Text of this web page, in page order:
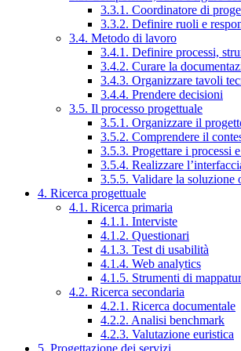
3.3.1. Coordinatore di
3.3.2. Definire ruoli e
3.4. Metodo di lavoro
3.4.1. Definire processi,
3.4.2. Curare la
3.4.3. Organizzare tavoli
3.4.4. Prendere decisioni
3.5. Il processo progettuale
3.5.1. Organizzare il
3.5.2. Comprendere il
3.5.3. Progettare i processi
3.5.4. Realizzare
3.5.5. Validare la soluzione
4. Ricerca progettuale
4.1. Ricerca primaria
4.1.1. Interviste
4.1.2. Questionari
4.1.3. Test di usabilità
4.1.4. Web analytics
4.1.5. Strumenti di
4.2. Ricerca secondaria
4.2.1. Ricerca documentale
4.2.2. Analisi benchmark
4.2.3. Valutazione euristica
5. Progettazione dei servizi